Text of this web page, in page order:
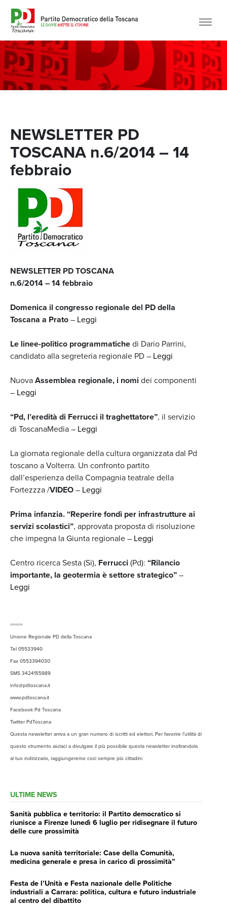
NEWSLETTER PD
TOSCANA n.6/2014 – 14
febbraio
NEWSLETTER PD TOSCANA
n.6/2014 – 14 febbraio
Domenica il congresso regionale del PD della
Toscana a Prato– Leggi
Le linee-politico programmatichedi Dario Parrini,
candidato alla segreteria regionale PD – Leggi
NuovaAssemblea regionale, i nomi dei componenti
– Leggi
“Pd, l’eredità di Ferrucci il traghettatore”, il servizio
di ToscanaMedia – Leggi
La giornata regionale della cultura organizzata dal Pd
toscano a Volterra. Un confronto partito
dall’esperienza della Compagnia teatrale della
Fortezzza /VIDEO– Leggi
Prima infanzia. “Reperire fondi per infrastrutture ai
servizi scolastici”, approvata proposta di risoluzione
che impegna la Giunta regionale – Leggi
Centro ricerca Sesta (Si), Ferrucci (Pd): “Rilancio
importante, la geotermia è settore strategico”–
Leggi
=====
Unione Regionale PD della Toscana
Tel 05533940
Fax 0553394030
SMS 3424155989
info@pdtoscana.it
www.pdtoscana.it
Facebook Pd Toscana
Twitter PdToscana
Questa newsletter arriva a un gran numero di iscritti ed elettori. Per favorire l’utilità di
questo strumento aiutaci a divulgare il più possibile questa newsletter inoltrandola
al tuo indirizzario, raggiungeremo così sempre più cittadini
ULTIME NEWS
Sanità pubblica e territorio: il Partito democratico si
riunisce a Firenze lunedì 6 luglio per ridisegnare il futuro
delle cure prossimità
La nuova sanità territoriale: Case della Comunità,
medicina generale e presa in carico di prossimità”
Festa de l’Unità e Festa nazionale delle Politiche
industriali a Carrara: politica, cultura e futuro industriale
al centro del dibattito